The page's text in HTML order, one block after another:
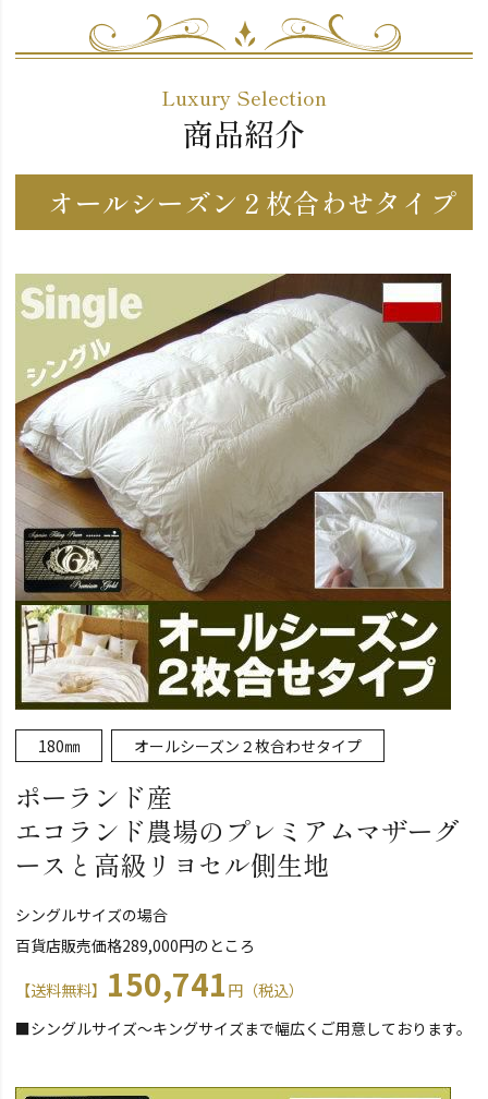
Luxury Selection
商品紹介
オールシーズン２枚合わせタイプ
180㎜ オールシーズン２枚合わせタイプ
ポーランド産
エコランド農場のプレミアムマザーグ
ースと高級リヨセル側生地
シングルサイズの場合
百貨店販売価格289,000円のところ
【送料無料】 150,741 円（税込）
■シングルサイズ～キングサイズまで幅広くご用意しております。